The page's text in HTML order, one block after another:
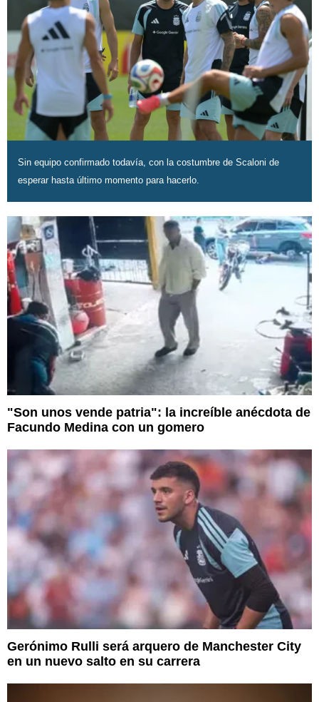
Sin equipo confirmado todavía, con la costumbre de Scaloni de
esperar hasta último momento para hacerlo.
"Son unos vende patria": la increíble anécdota de
Facundo Medina con un gomero
Gerónimo Rulli será arquero de Manchester City
en un nuevo salto en su carrera